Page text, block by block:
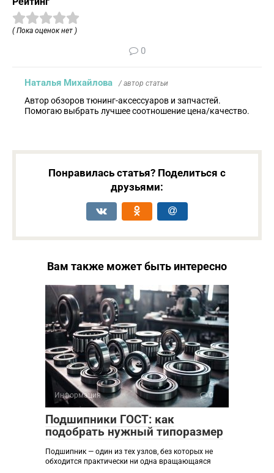
( Пока оценок нет )
0
Наталья Михайлова / автор статьи
Автор обзоров тюнинг-аксессуаров и запчастей.
Помогаю выбрать лучшее соотношение цена/качество.
Понравилась статья? Поделиться с
друзьями:
Вам также может быть интересно
Информация 0
Подшипники ГОСТ: как
подобрать нужный типоразмер
Подшипник — один из тех узлов, без которых не
обходится практически ни одна вращающаяся